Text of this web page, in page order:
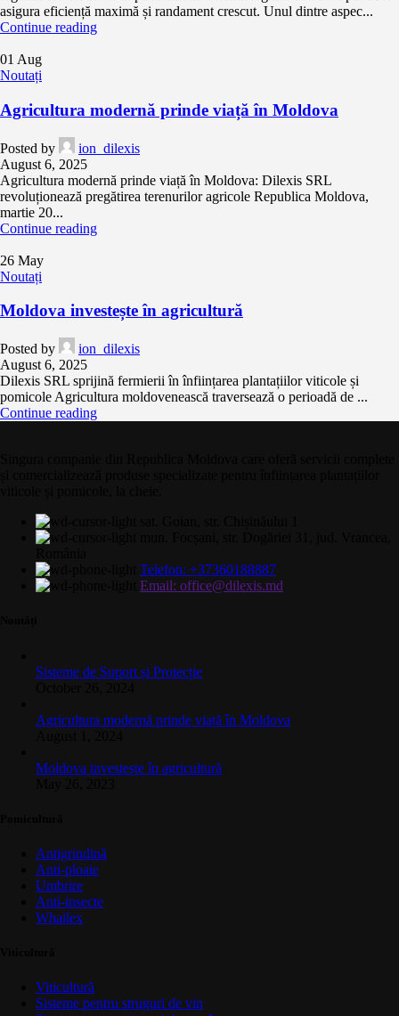
asigura eficiență maximă și randament crescut. Unul dintre aspec...
Continue reading
01 Aug
Noutați
Agricultura modernă prinde viață în Moldova
Posted by
ion_dilexis
August 6, 2025
Agricultura modernă prinde viață în Moldova: Dilexis SRL
revoluționează pregătirea terenurilor agricole Republica Moldova,
martie 20...
Continue reading
26 May
Noutați
Moldova investește în agricultură
Posted by
ion_dilexis
August 6, 2025
Dilexis SRL sprijină fermierii în înființarea plantațiilor viticole și
pomicole Agricultura moldovenească traversează o perioadă de ...
Continue reading
Telefon: +37360188887
Email: office@dilexis.md
Sisteme de Suport și Protecție
Agricultura modernă prinde viață în Moldova
Moldova investește în agricultură
Antigrindină
Anti-ploaie
Umbrire
Anti-insecte
Whailex
Viticultură
Sisteme pentru struguri de vin